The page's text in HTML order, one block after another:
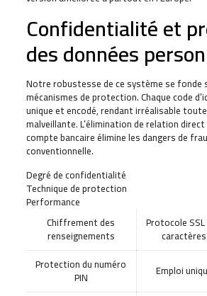
Confidentialité et
des données
Notre robustesse de ce système se fonde
mécanismes de protection. Chaque code
unique et encodé, rendant irréalisable
malveillante. L’élimination de relation
compte bancaire élimine les dangers de
conventionnelle.
Degré de confidentialité
Technique de protection
Performance
Chiffrement des
renseignements
Protocole
caractères
Protection du numéro
PIN Emploi